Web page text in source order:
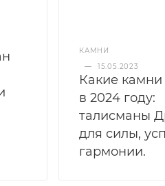
КАМНИ
—
15.05.2023
Какие камни
в 2024 году:
талисманы
для силы,
гармонии.